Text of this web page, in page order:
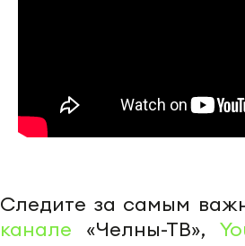
Следите за самым
канале «Челны-ТВ»,